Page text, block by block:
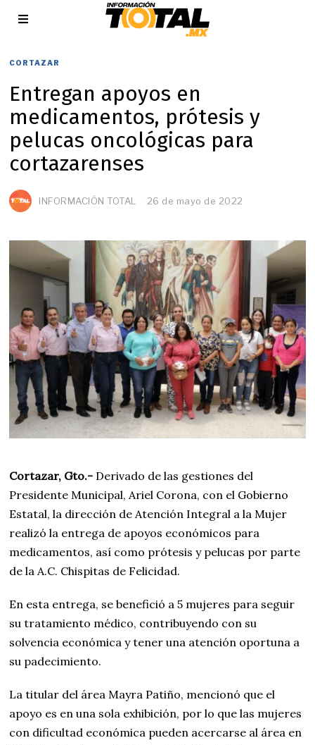
CORTAZAR
Entregan apoyos en
medicamentos, prótesis y
pelucas oncológicas para
cortazarenses
INFORMACIÓN TOTAL 26 de mayo de 2022
Cortazar, Gto.- Derivado de las gestiones del
Presidente Municipal, Ariel Corona, con el Gobierno
Estatal, la dirección de Atención Integral a la Mujer
realizó la entrega de apoyos económicos para
medicamentos, así como prótesis y pelucas por parte
de la A.C. Chispitas de Felicidad.
En esta entrega, se benefició a 5 mujeres para seguir
su tratamiento médico, contribuyendo con su
solvencia económica y tener una atención oportuna a
su padecimiento.
La titular del área Mayra Patiño, mencionó que el
apoyo es en una sola exhibición, por lo que las mujeres
con dificultad económica pueden acercarse al área en